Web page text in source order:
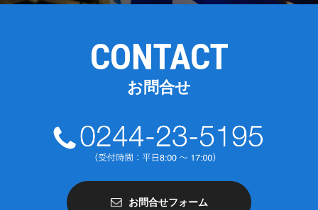
CONTACT
お問合せ
お問合せフォーム